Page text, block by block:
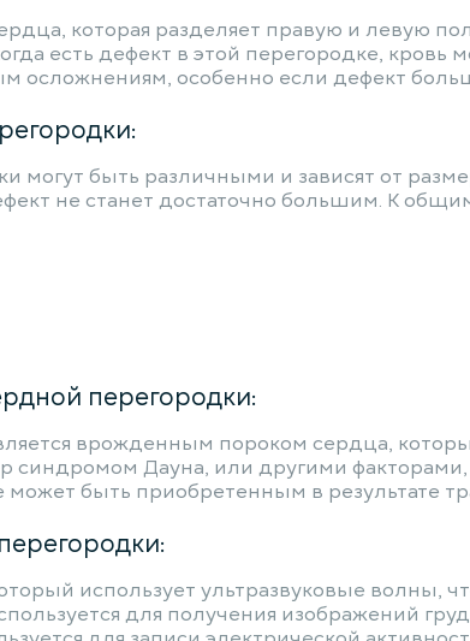
которая разделяет правую и левую
есть дефект в этой перегородке,
осложнениям, особенно если дефект
быть различными и зависят от
не станет достаточно большим. К
перегородки:
врожденным пороком сердца,
синдромом Дауна, или другими
быть приобретенным в результате
использует ультразвуковые волны,
для получения изображений